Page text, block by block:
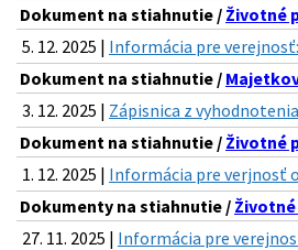
Dokument na stiahnutie / Životné
5. 12. 2025 | Informácia pre verejnosť:
Dokument na stiahnutie /
3. 12. 2025 | Zápisnica z
Dokument na stiahnutie / Životné
1. 12. 2025 | Informácia pre verjnosť
Dokumenty na stiahnutie /
27. 11. 2025 | Informácia pre